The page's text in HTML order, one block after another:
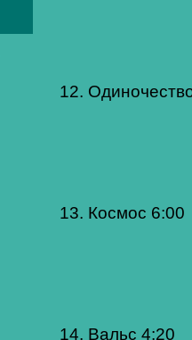
12.
13. Космос 6:00
14. Вальс 4:20